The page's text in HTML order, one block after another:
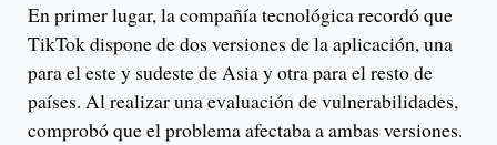
En primer lugar, la compañía tecnológica recordó que
TikTok dispone de dos versiones de la aplicación, una
para el este y sudeste de Asia y otra para el resto de
países. Al realizar una evaluación de vulnerabilidades,
comprobó que el problema afectaba a ambas versiones.